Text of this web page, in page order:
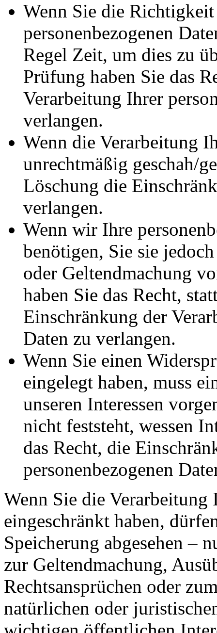
Wenn Sie die
personenbezogenen
Regel Zeit, um dies zu
Prüfung haben Sie das
Verarbeitung Ihrer
verlangen.
Wenn die Verarbeitung
unrechtmäßig geschah/
Löschung die
verlangen.
Wenn wir Ihre
benötigen, Sie sie
oder Geltendmachung
haben Sie das Recht,
Einschränkung der
Daten zu verlangen.
Wenn Sie einen
eingelegt haben, muss
unseren Interessen
nicht feststeht, wessen
das Recht, die
personenbezogenen
Wenn Sie die Verarbeitung
eingeschränkt haben,
Speicherung abgesehen
zur Geltendmachung,
Rechtsansprüchen oder
natürlichen oder